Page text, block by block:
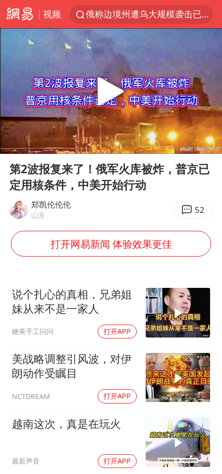
视频
俄称边境州遭乌大规模袭击已致13伤
《披荆斩棘2026》阵容官宣
杭州机场已取消航班388架次
白海豚北上或致京津冀暴雨
美将每月供乌爱国者拦截导弹
国足U17与阿森纳决赛取消 并列冠军
新疆一婚礼线上邀请引热议
《龙餐馆》 冲奖
云南一男子胃中取出180颗铁钉
景区回应“麦积山石窟看完需2000元”
以军士兵把枪口对准中国记者
Play
00:00 09:16
第2波报复来了！俄军火库被炸，普京已
定用核条件，中美开始行动
郑凯伦伦伦
山东 52
打开网易新闻 体验效果更佳
说个扎心的真相，兄弟姐
妹从来不是一家人
糖果手工问问 打开APP
美战略调整引风波，对伊
朗动作受瞩目
NCTDREAM 打开APP
越南这次，真是在玩火
最新声音 打开APP